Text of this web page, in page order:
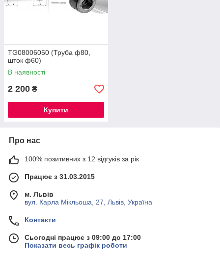
TG08006050 (Труба ф80,
шток ф60)
В наявності
2 200 ₴
Купити
Про нас
100% позитивних з 12 відгуків за рік
Працює з 31.03.2015
м. Львів
вул. Карла Мікльоша, 27, Львів, Україна
Контакти
Сьогодні працює з 09:00 до 17:00
Показати весь графік роботи